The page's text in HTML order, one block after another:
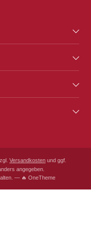
Versandkosten und ggf.
angegeben.
— 🔥 OneTheme